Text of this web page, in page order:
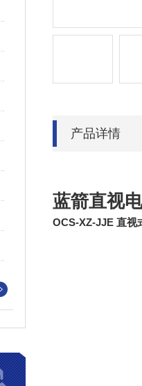
产品详情
蓝箭直视
OCS-XZ-JJE 直视